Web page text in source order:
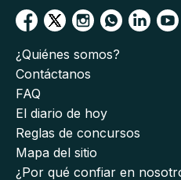
¿Quiénes somos?
Contáctanos
FAQ
El diario de hoy
Reglas de concursos
Mapa del sitio
¿Por qué confiar en